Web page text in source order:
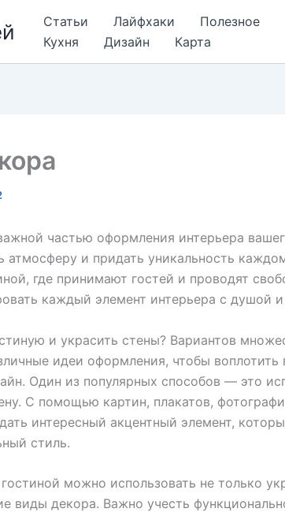
Статьи Лайфхаки Полезное
Кухня
Дизайн Карта
частью оформления интерьера
атмосферу и придать уникальность
где принимают гостей и проводят
каждый элемент интерьера с душой
и украсить стены? Вариантов
идеи оформления, чтобы воплотить
Один из популярных способов — это
С помощью картин, плакатов,
интересный акцентный элемент,
стиль.
можно использовать не только
виды декора. Важно учесть